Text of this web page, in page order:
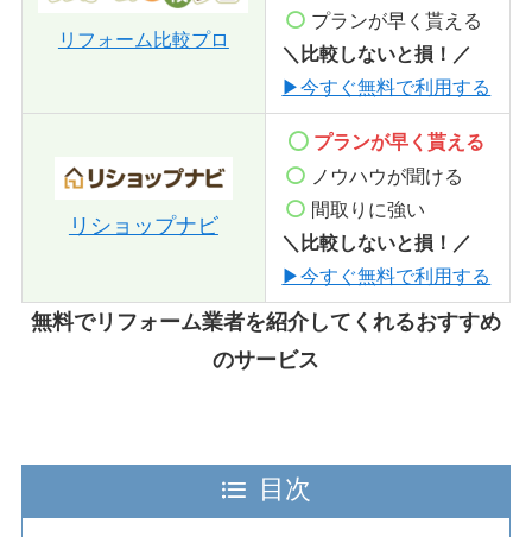
リフォーム比較プロ
プランが早く貰える
＼比較しないと損！／
▶今すぐ無料で利用する
リショップナビ
プランが早く貰える
ノウハウが聞ける
間取りに強い
＼比較しないと損！／
▶今すぐ無料で利用する
無料でリフォーム業者を紹介してくれるおすすめ
のサービス
目次